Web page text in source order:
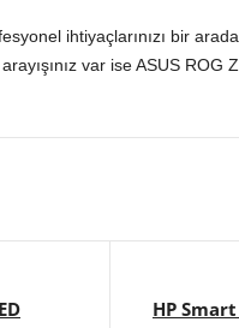
ihtiyaçlarınızı bir
var ise ASUS ROG
HP